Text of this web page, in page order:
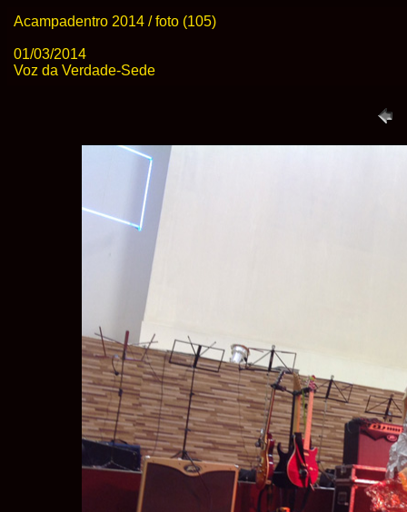
Acampadentro 2014 / foto (105)
01/03/2014
Voz da Verdade-Sede